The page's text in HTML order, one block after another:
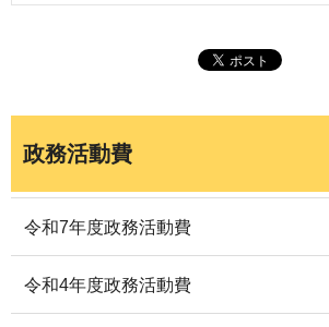
政務活動費
令和7年度政務活動費
令和4年度政務活動費